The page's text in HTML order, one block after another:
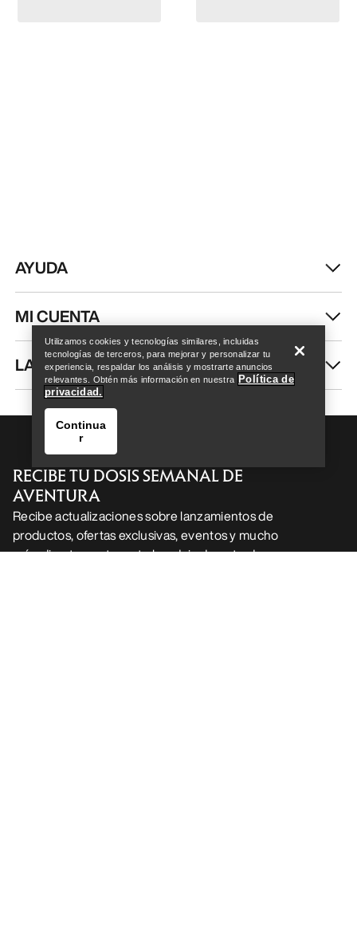
Help
Utilizamos cookies y tecnologías similares, incluidas
tecnologías de terceros, para mejorar y personalizar tu
experiencia, respaldar los análisis y mostrarte anuncios
relevantes. Obtén más información en nuestra Política de
privacidad.
Continua
r